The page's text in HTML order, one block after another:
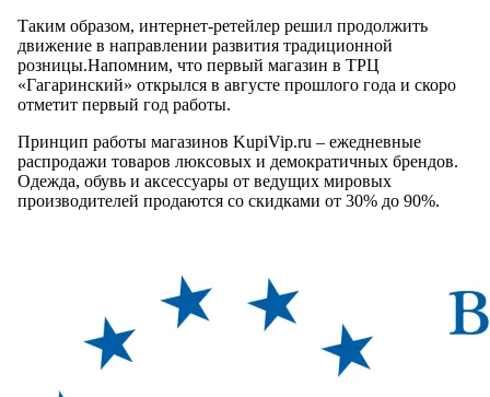
Таким образом, интернет-ретейлер решил продолжить
движение в направлении развития традиционной
розницы.Напомним, что первый магазин в ТРЦ
«Гагаринский» открылся в августе прошлого года и скоро
отметит первый год работы.
Принцип работы магазинов KupiVip.ru – ежедневные
распродажи товаров люксовых и демократичных брендов.
Одежда, обувь и аксессуары от ведущих мировых
производителей продаются со скидками от 30% до 90%.